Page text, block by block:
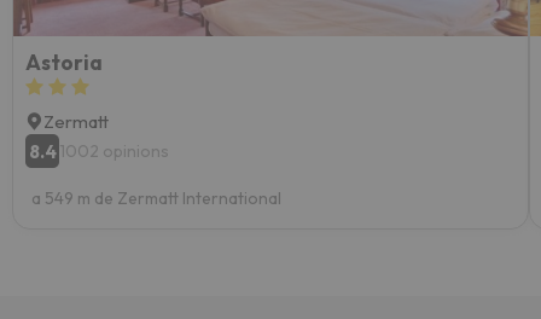
Astoria
Zermatt
8.41002 opinions
a 549 m de Zermatt International